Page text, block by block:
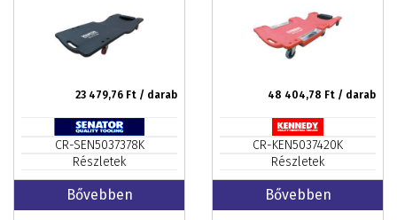
23 479,76 Ft / darab
CR-SEN5037378K
Részletek
Bővebben
48 404,78 Ft / darab
CR-KEN5037420K
Részletek
Bővebben